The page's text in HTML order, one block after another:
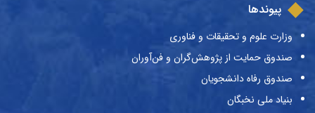
پیوندها
وزارت علوم و تحقیقات و فناوری
صندوق حمایت از پژوهش‌گران و فن‌آوران
صندوق رفاه دانشجویان
بنیاد ملی نخبگان